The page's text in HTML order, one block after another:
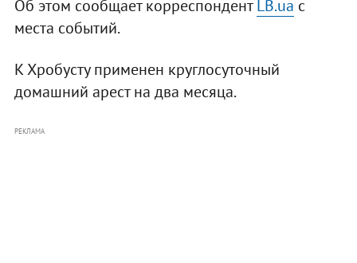
Об этом сообщает корреспондентLB.ua с
места событий.
К Хробусту применен круглосуточный
домашний арест на два месяца.
РЕКЛАМА